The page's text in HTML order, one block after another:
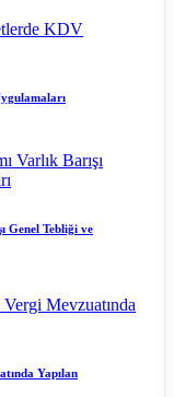
Genel Tebliği ve
Yapılan